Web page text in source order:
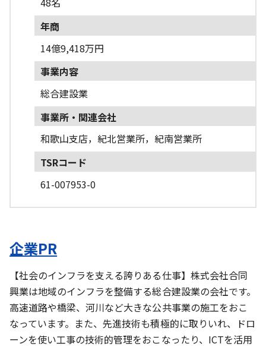
年商
14億9,418万円
事業内容
総合建設業
事業所・関連会社
和歌山支店，紀北営業所，紀南営業所
TSRコード
61-007953-0
企業PR
【社会のインフラを支える誇りある仕事】株式会社合同
興業は地域のインフラを整備する総合建設業の会社です。
高速道路や橋梁、河川など大きな公共事業の施工をおこ
なっています。また、先進技術も積極的に取りいれ、ドロ
ーンを使い工事の技術的管理をおこなったり、ICTを活用